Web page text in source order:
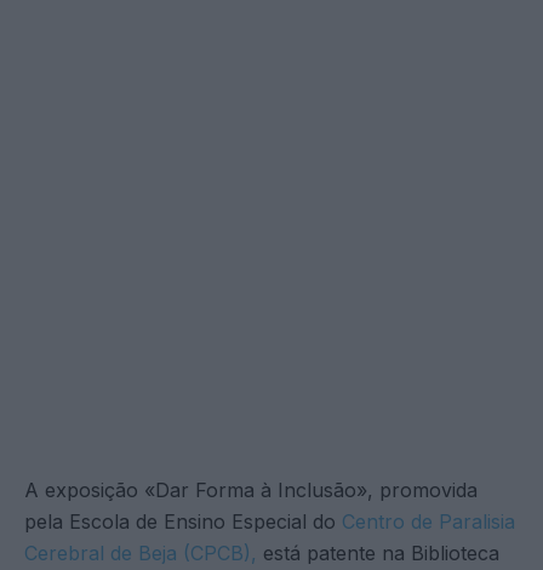
A exposição «Dar Forma à Inclusão», promovida
pela Escola de Ensino Especial do Centro de Paralisia
Cerebral de Beja (CPCB), está patente na Biblioteca